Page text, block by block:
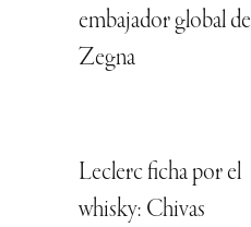
embajador global de
Zegna
Leclerc ficha por el
whisky: Chivas